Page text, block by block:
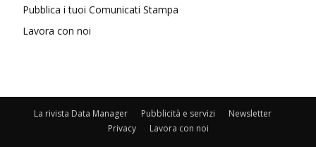
Pubblica i tuoi Comunicati Stampa
Lavora con noi
La rivista Data Manager Pubblicità e servizi
Newsletter
Privacy
Lavora con noi